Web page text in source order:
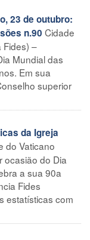
23 de outubro:
n.90 Cidade
Fides) –
Mundial das
Em sua
superior
da Igreja
do Vaticano
ocasião do Dia
a sua 90a
Fides
estatísticas com